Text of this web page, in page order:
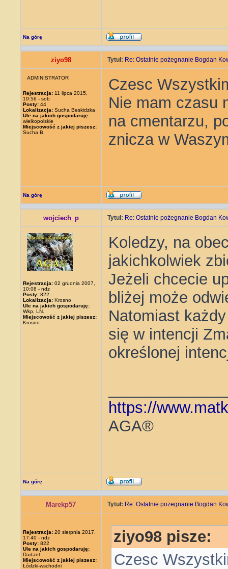
Na górę
ziyo98 Tytuł: Re: Ostatnie pożegnanie Bogdan
ADMINISTRATOR
Rejestracja: 11 lipca 2015,
19:56 - sob
Posty: 44
Lokalizacja: Sucha Beskidzka
Ule na jakich gospodaruję:
wielkopolskie
Miejscowość z jakiej piszesz:
Sucha B.
Czesc
Nie mam czasu
na cmentarzu,
znicza w
Na górę
wojciech_p Tytuł: Re: Ostatnie pożegnanie Bogdan
Rejestracja: 02 grudnia 2007,
10:08 - ndz
Posty: 822
Lokalizacja: Krosno
Ule na jakich gospodaruję:
Wkp, LN.
Miejscowość z jakiej piszesz:
Krosno
Koledzy, na
jakichkolwiek
Jeżeli chcecie
bliżej może
Natomiast
się w intencji
określonej
https://
AGA®
Na górę
Marekp57 Tytuł: Re: Ostatnie pożegnanie Bogdan
Rejestracja: 20 sierpnia 2017,
17:40 - ndz
Posty: 822
Ule na jakich gospodaruję:
Dadant
Miejscowość z jakiej piszesz:
Łódzki-wschodni
ziyo98 pisze:
Czesc